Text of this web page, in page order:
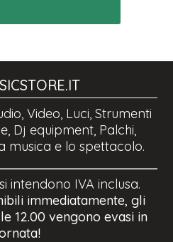
Video, Luci, Strumenti
Dj equipment, Palchi,
musica e lo spettacolo.
intendono IVA inclusa.
immediatamente, gli
12.00 vengono evasi in